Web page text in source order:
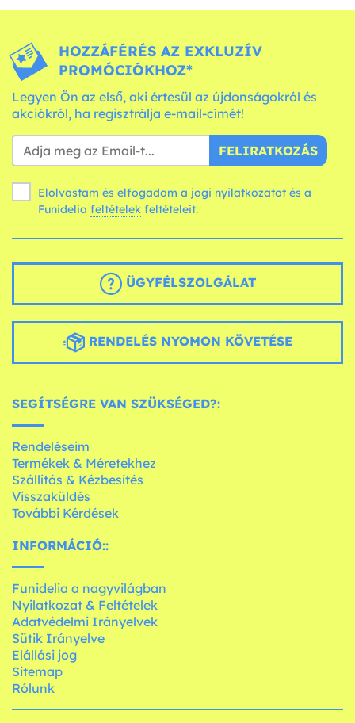
HOZZÁFÉRÉS AZ EXKLUZÍV
PROMÓCIÓKHOZ*
Legyen Ön az első, aki értesül az újdonságokról és
akciókról, ha regisztrálja e-mail-címét!
FELIRATKOZÁS
Elolvastam és elfogadom a jogi nyilatkozatot és a
Funidelia feltételek feltételeit.
ÜGYFÉLSZOLGÁLAT
RENDELÉS NYOMON KÖVETÉSE
SEGÍTSÉGRE VAN SZÜKSÉGED?:
Rendeléseim
Termékek & Méretekhez
Szállítás & Kézbesítés
Visszaküldés
További Kérdések
INFORMÁCIÓ::
Funidelia a nagyvilágban
Nyilatkozat & Feltételek
Adatvédelmi Irányelvek
Sütik Irányelve
Elállási jog
Sitemap
Rólunk